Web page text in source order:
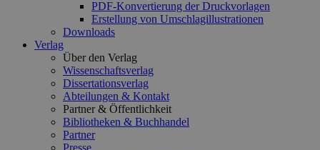
PDF-Konvertierung der Druckvorlagen
Erstellung von Umschlagillustrationen
Downloads
Verlag
Über den Verlag
Wissenschaftsverlag
Dissertationsverlag
Abteilungen & Kontakt
Partner & Öffentlichkeit
Bibliotheken & Buchhandel
Partner
Presse